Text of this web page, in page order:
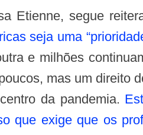
seja uma
e milhões
mas um direito
da pandemia.
que exige que os